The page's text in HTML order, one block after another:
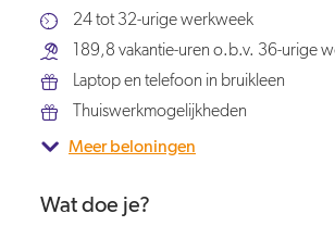
24 tot 32-urige werkweek
189,8 vakantie-uren o.b.v. 36-urige
Laptop en telefoon in bruikleen
Thuiswerkmogelijkheden
Meer beloningen
Wat doe je?